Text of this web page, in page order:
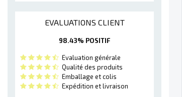
EVALUATIONS CLIENT
98.43% POSITIF
Evaluation générale
Qualité des produits
Emballage et colis
Expédition et livraison